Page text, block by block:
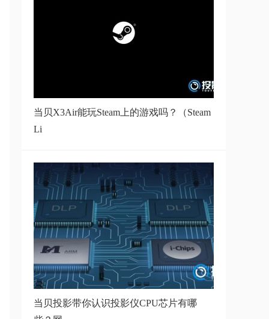
当贝D7X Pro和坚果N1S哪款好,实
测对比哪款
了解当贝X7
当贝Smart2外观评测：两千内最亮
的投影仪外
当贝X3Air能玩Steam上的游戏吗？（Steam
Li
当贝投影带你认识投影仪CPU芯片有哪